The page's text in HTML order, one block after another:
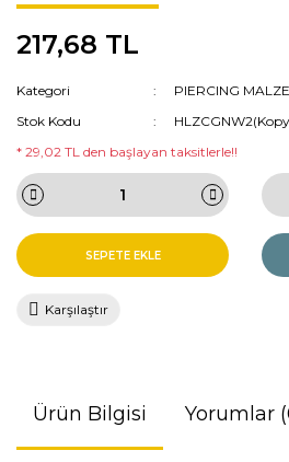
217,68 TL
Kategori
PIERCING
Stok Kodu
* 29,02 TL den başlayan taksitlerle!!
SEPETE EKLE
Karşılaştır
Ürün Bilgisi Yorumlar